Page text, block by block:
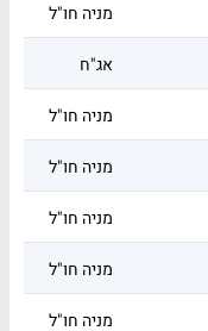
מניה חו"ל
אג"ח
מניה חו"ל
מניה חו"ל
מניה חו"ל
מניה חו"ל
מניה חו"ל